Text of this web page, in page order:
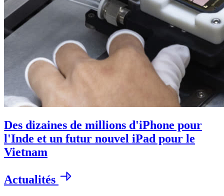
Des dizaines de millions d'iPhone pour
l'Inde et un futur nouvel iPad pour le
Vietnam
Actualités